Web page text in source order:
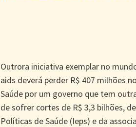
Outrora iniciativa exemplar no
aids deverá perder R$ 407 milhões
Saúde por um governo que tem
de sofrer cortes de R$ 3,3 bilhões,
Políticas de Saúde (Ieps) e da